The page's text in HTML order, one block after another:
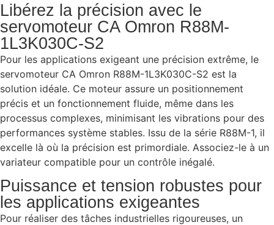
Libérez la précision avec le
servomoteur CA Omron R88M-
1L3K030C-S2
Pour les applications exigeant une précision extrême, le
servomoteur CA Omron R88M-1L3K030C-S2 est la
solution idéale. Ce moteur assure un positionnement
précis et un fonctionnement fluide, même dans les
processus complexes, minimisant les vibrations pour des
performances système stables. Issu de la série R88M-1, il
excelle là où la précision est primordiale. Associez-le à un
variateur compatible pour un contrôle inégalé.
Puissance et tension robustes pour
les applications exigeantes
Pour réaliser des tâches industrielles rigoureuses, un